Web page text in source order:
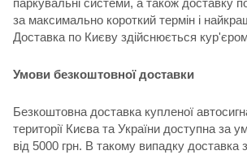
паркувальні системи, а також доставку
за максимально короткий термін і
Доставка по Києву здійснюється
Умови безкоштовної доставки
Безкоштовна доставка купленої
території Києва та України доступна за
від 5000 грн. В такому випадку доставка